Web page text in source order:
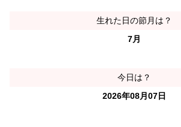
生れた日の節月は？
7月
今日は？
2026年08月07日